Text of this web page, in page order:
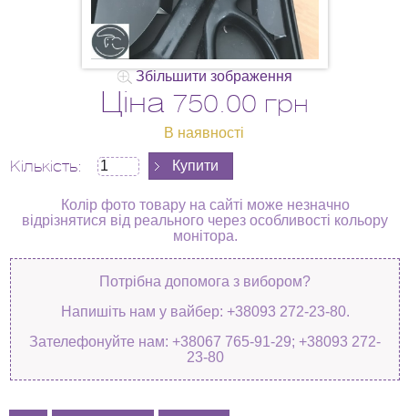
Збільшити зображення
Ціна 750.00 грн
В наявності
Кількість:
Колір фото товару на сайті може незначно
відрізнятися від реального через особливості кольору
монітора.
Потрібна допомога з вибором?
Напишіть нам у вайбер: +38093 272-23-80.
Зателефонуйте нам: +38067 765-91-29; +38093 272-
23-80